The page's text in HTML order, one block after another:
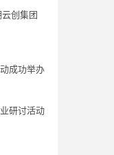
创集团
成功举办
研讨活动